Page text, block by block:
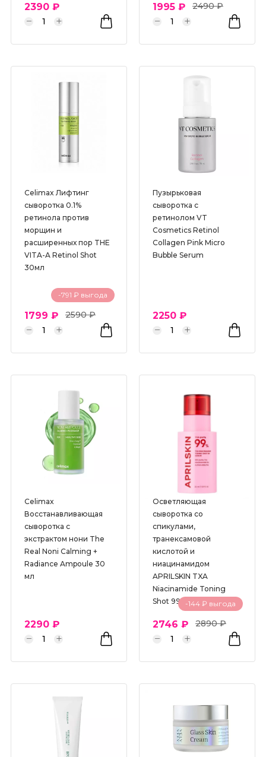
2390 ₽ 1995 ₽ 2490 ₽
Сelimax Лифтинг
сыворотка 0.1%
ретинола против
морщин и
расширенных пор THE
VITA-A Retinol Shot
30мл
-791 ₽ выгода
1799 ₽ 2590 ₽
Пузырьковая
сыворотка с
ретинолом VT
Cosmetics Retinol
Collagen Pink Micro
Bubble Serum
2250 ₽
Celimax
Восстанавливающая
сыворотка с
экстрактом нони The
Real Noni Calming +
Radiance Ampoule 30
мл
2290 ₽
Осветляющая
сыворотка со
спикулами,
транексамовой
кислотой и
ниацинамидом
APRILSKIN TXA
Niacinamide Toning
Shot 99 Serum 30 мл
-144 ₽ выгода
2746 ₽ 2890 ₽